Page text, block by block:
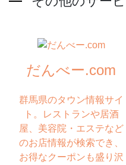
だんべー.com
群馬県のタウン情報サイ
ト。レストランや居酒
屋、美容院・エステなど
のお店情報が検索でき、
お得なクーポンも盛り沢